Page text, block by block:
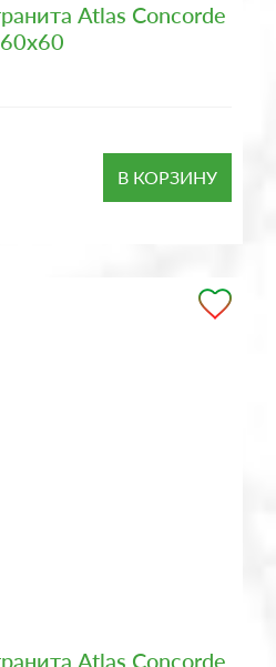
Atlas Concorde
В КОРЗИНУ
Atlas Concorde